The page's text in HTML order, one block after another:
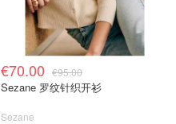
€70.00 €95.00
Sezane 罗纹针织开衫
Sezane